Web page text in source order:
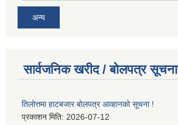
अन्य
सार्वजनिक खरीद / बोलपत्र सूचना
तिलोत्तमा हाटबजार बोलपत्र आव्हानको सूचना !
प्रकाशन मिति: 2026-07-12